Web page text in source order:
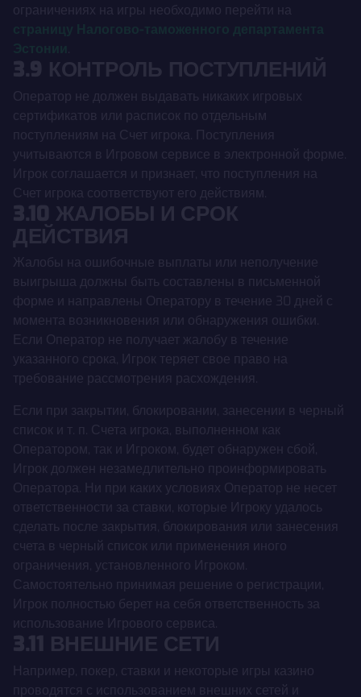
ограничениях на игры необходимо перейти на
страницу Налогово-таможенного департамента
Эстонии
3.9 КОНТРОЛЬ ПОСТУПЛЕНИЙ
Оператор не должен выдавать никаких игровых
сертификатов или расписок по отдельным
поступлениям на Счет игрока. Поступления
учитываются в Игровом сервисе в электронной форме.
Игрок соглашается и признает, что поступления на
Счет игрока соответствуют его действиям.
3.10 ЖАЛОБЫ И СРОК
ДЕЙСТВИЯ
Жалобы на ошибочные выплаты или неполучение
выигрыша должны быть составлены в письменной
форме и направлены Оператору в течение 30 дней с
момента возникновения или обнаружения ошибки.
Если Оператор не получает жалобу в течение
указанного срока, Игрок теряет свое право на
требование рассмотрения расхождения.
Если при закрытии, блокировании, занесении в черный
список и т. п. Счета игрока, выполненном как
Оператором, так и Игроком, будет обнаружен сбой,
Игрок должен незамедлительно проинформировать
Оператора. Ни при каких условиях Оператор не несет
ответственности за ставки, которые Игроку удалось
сделать после закрытия, блокирования или занесения
счета в черный список или применения иного
ограничения, установленного Игроком.
Самостоятельно принимая решение о регистрации,
Игрок полностью берет на себя ответственность за
использование Игрового сервиса.
3.11 ВНЕШНИЕ СЕТИ
Например, покер, ставки и некоторые игры казино
проводятся с использованием внешних сетей и